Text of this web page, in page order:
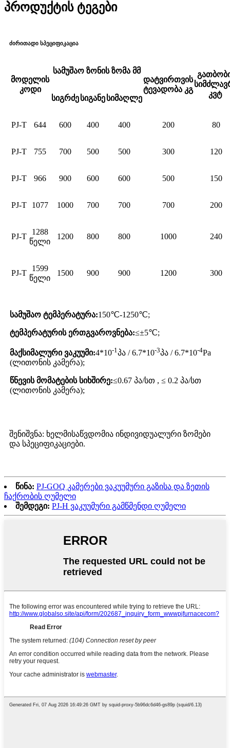
პროდუქტის ტეგები
ძირითადი სპეციფიკაცია
მოდელის
კოდი
სამუშაო ზონის ზომა მმ
დატვირთვის
ტევადობა კგ
კვტ
სიგრძესიგანესიმაღლე
PJ-T 644 600 400 400 200 80
PJ-T 755 700 500 500 300 120
PJ-T 966 900 600 600 500 150
PJ-T 1077 1000 700 700 700 200
PJ-T
1288
წელი
1200 800 800 1000 240
PJ-T
1599
წელი
1500 900 900 1200 300
სამუშაო ტემპერატურა:150℃-1250℃;
ტემპერატურის ერთგვაროვნება:≤±5℃;
მაქსიმალური ვაკუუმი:4*10-1 პა / 6.7*10-3პა / 6.7*10-4Pa
(ლითონის კამერა);
წნევის მომატების სიხშირე:≤0.67 პა/სთ , ≤ 0.2 პა/სთ
(ლითონის კამერა);
შენიშვნა: ხელმისაწვდომია ინდივიდუალური ზომები
და სპეციფიკაციები.
წინა: PJ-GOQ კამერები ვაკუუმური გაზისა და ზეთის
ჩაქრობის ღუმელი
შემდეგი: PJ-H ვაკუუმური გამწმენდი ღუმელი